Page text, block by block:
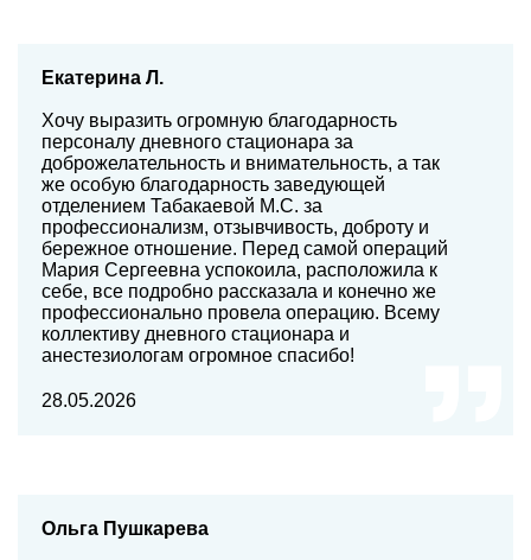
Екатерина Л.
Хочу выразить огромную благодарность
персоналу дневного стационара за
доброжелательность и внимательность, а так
же особую благодарность заведующей
отделением Табакаевой М.С. за
профессионализм, отзывчивость, доброту и
бережное отношение. Перед самой операций
Мария Сергеевна успокоила, расположила к
себе, все подробно рассказала и конечно же
профессионально провела операцию. Всему
коллективу дневного стационара и
анестезиологам огромное спасибо!
28.05.2026
Ольга Пушкарева